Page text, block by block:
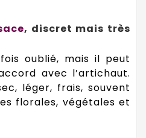
, discret mais très
oublié, mais il peut
avec l’artichaut.
léger, frais, souvent
florales, végétales et